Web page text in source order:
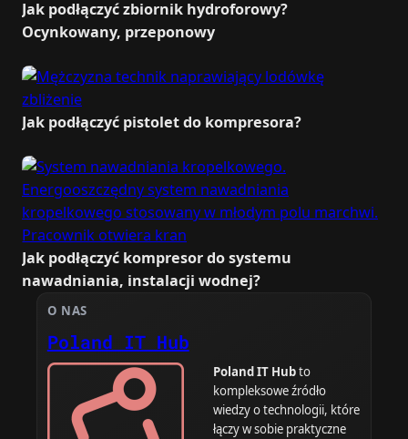
Jak podłączyć zbiornik hydroforowy?
Ocynkowany, przeponowy
Jak podłączyć pistolet do kompresora?
Jak podłączyć kompresor do systemu
nawadniania, instalacji wodnej?
O NAS
Poland IT Hub
Poland IT Hubto
kompleksowe źródło
wiedzy o technologii, które
łączy w sobie praktyczne